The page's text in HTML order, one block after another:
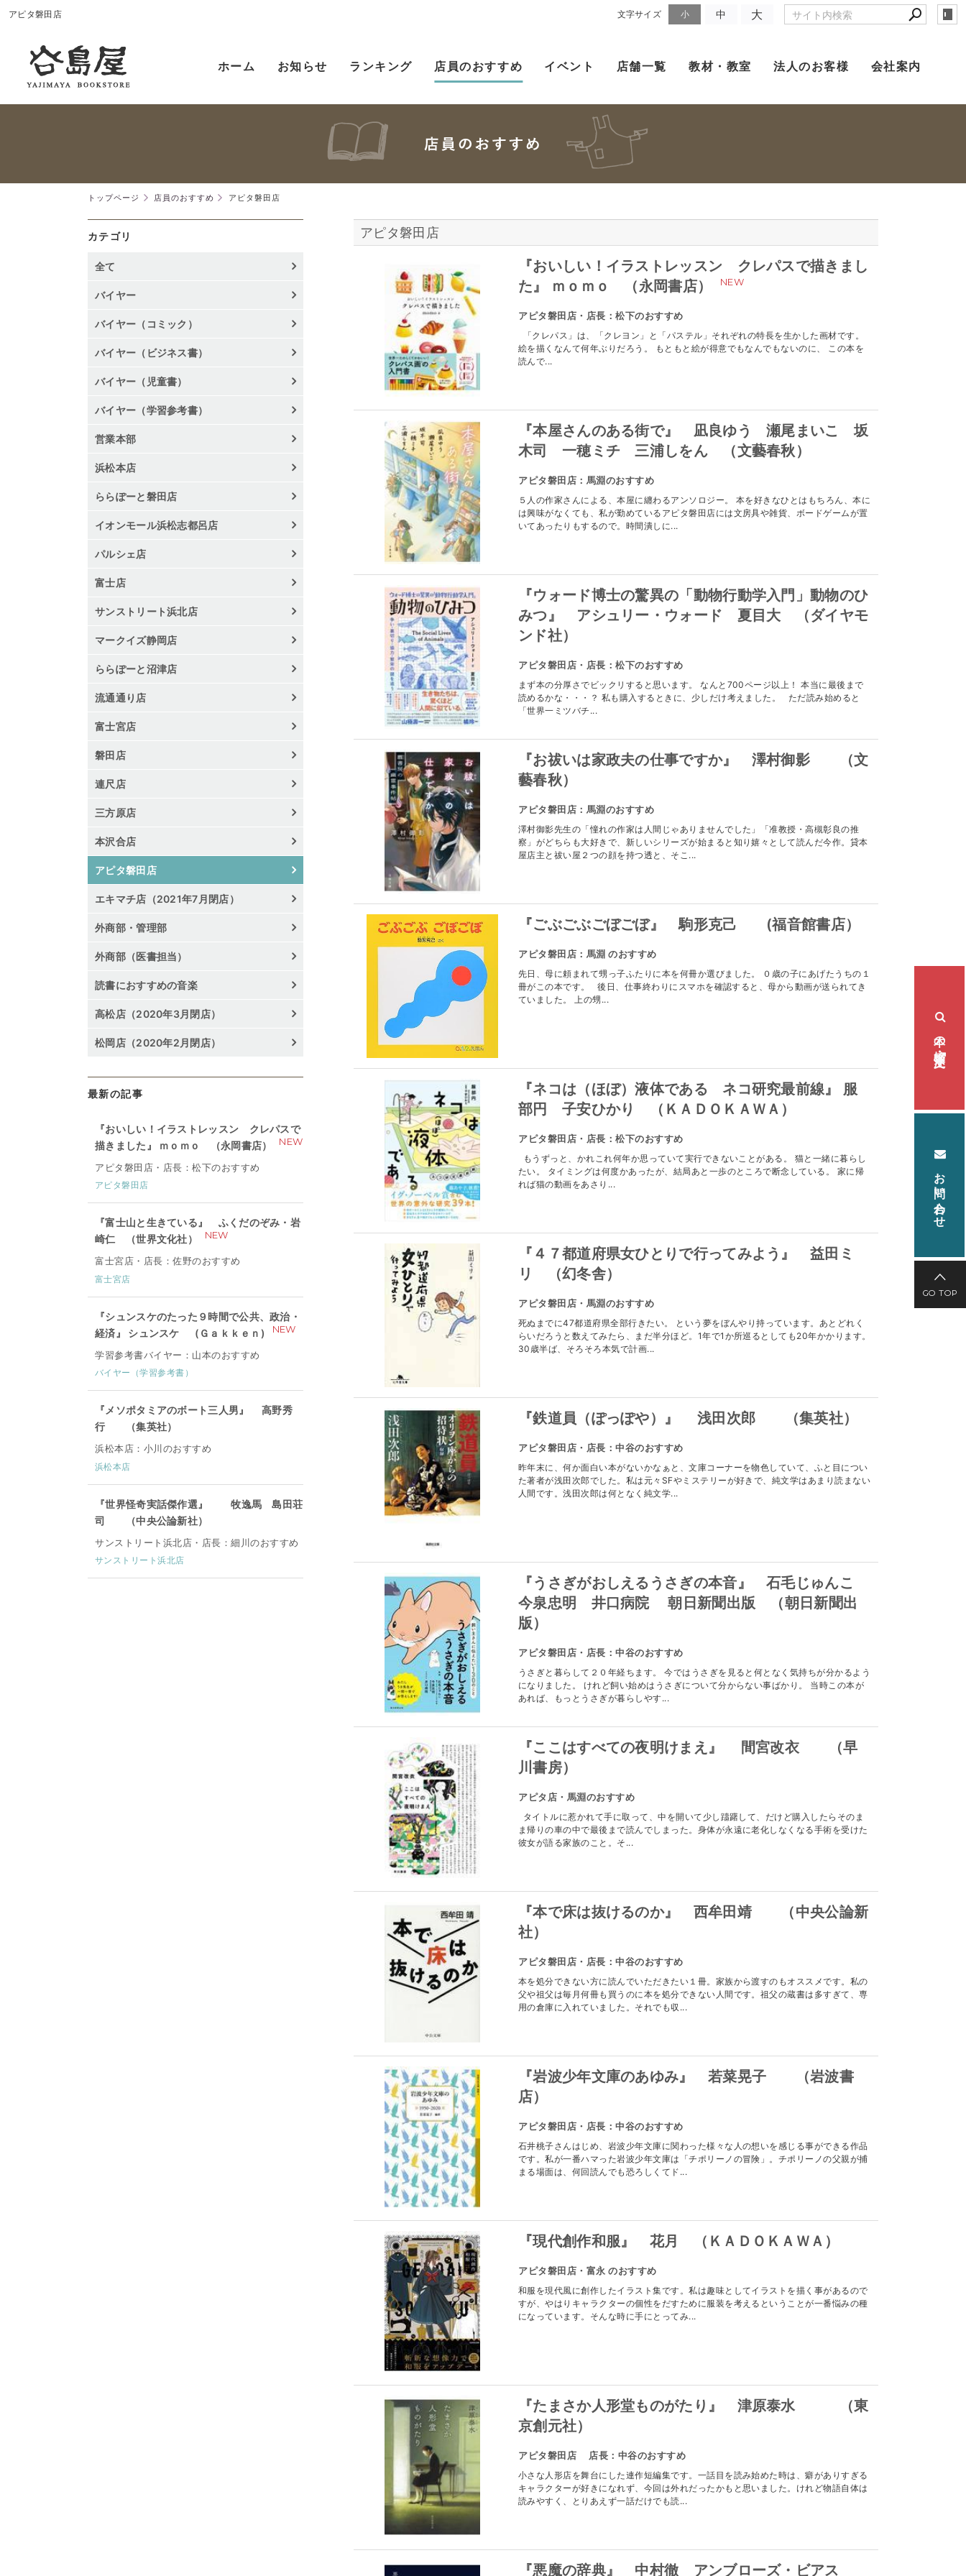
アピタ磐田店 文字サイズ 小 中 大
本の検索・注文
お問い合わせ
GO TOP
ホーム お知らせ ランキング 店員のおすすめ イベント 店舗一覧 教材・教室 法人のお客様 会社案内
トップページ 店員のおすすめ アピタ磐田店
アピタ磐田店
『おいしい！イラストレッスン クレパスで描きまし
た』 ｍｏｍｏ （永岡書店）
NEW
アピタ磐田店・店長：松下のおすすめ
「クレパス」は、「クレヨン」と「パステル」それぞれの特長を生かした画材です。
絵を描くなんて何年ぶりだろう。 もともと絵が得意でもなんでもないのに、 この本を
読んで...
『本屋さんのある街で』 凪良ゆう 瀬尾まいこ 坂
木司 一穂ミチ 三浦しをん （文藝春秋）
アピタ磐田店：馬淵のおすすめ
５人の作家さんによる、本屋に纏わるアンソロジー。 本を好きなひとはもちろん、本に
は興味がなくても、私が勤めているアピタ磐田店には文房具や雑貨、ボードゲームが置
いてあったりもするので。時間潰しに...
『ウォード博士の驚異の「動物行動学入門」動物のひ
みつ』 アシュリー・ウォード 夏目大 （ダイヤモ
ンド社）
アピタ磐田店・店長：松下のおすすめ
まず本の分厚さでビックリすると思います。 なんと700ページ以上！ 本当に最後まで
読めるかな・・・？ 私も購入するときに、少しだけ考えました。 ただ読み始めると
「世界一ミツバチ...
『お祓いは家政夫の仕事ですか』 澤村御影 （文
藝春秋）
アピタ磐田店：馬淵のおすすめ
澤村御影先生の「憧れの作家は人間じゃありませんでした」「准教授・高槻彰良の推
察」がどちらも大好きで、新しいシリーズが始まると知り嬉々として読んだ今作。貸本
屋店主と祓い屋２つの顔を持つ透と、そこ...
『ごぶごぶごぼごぼ』 駒形克己 (福音館書店）
アピタ磐田店：馬淵 のおすすめ
先日、母に頼まれて甥っ子ふたりに本を何冊か選びました。 ０歳の子にあげたうちの１
冊がこの本です。 後日、仕事終わりにスマホを確認すると、母から動画が送られてき
ていました。 上の甥...
『ネコは（ほぼ）液体である ネコ研究最前線』 服
部円 子安ひかり （ＫＡＤＯＫＡＷＡ）
アピタ磐田店・店長：松下のおすすめ
もうずっと、かれこれ何年か思っていて実行できないことがある。 猫と一緒に暮らし
たい。 タイミングは何度かあったが、結局あと一歩のところで断念している。 家に帰
れば猫の動画をあさり...
『４７都道府県女ひとりで行ってみよう』 益田ミ
リ （幻冬舎）
アピタ磐田店・馬淵のおすすめ
死ぬまでに47都道府県全部行きたい。 という夢をぼんやり持っています。あとどれく
らいだろうと数えてみたら、まだ半分ほど。1年で1か所巡るとしても20年かかります。
30歳半ば、そろそろ本気で計画...
『鉄道員（ぽっぽや）』 浅田次郎 （集英社）
アピタ磐田店・店長：中谷のおすすめ
昨年末に、何か面白い本がないかなぁと、文庫コーナーを物色していて、ふと目につい
た著者が浅田次郎でした。私は元々SFやミステリーが好きで、純文学はあまり読まない
人間です。浅田次郎は何となく純文学...
『うさぎがおしえるうさぎの本音』 石毛じゅんこ
今泉忠明 井口病院 朝日新聞出版 （朝日新聞出
版）
アピタ磐田店・店長：中谷のおすすめ
うさぎと暮らして２０年経ちます。 今ではうさぎを見ると何となく気持ちが分かるよう
になりました。 けれど飼い始めはうさぎについて分からない事ばかり。 当時この本が
あれば、もっとうさぎが暮らしやす...
『ここはすべての夜明けまえ』 間宮改衣 （早
川書房）
アピタ店・馬淵のおすすめ
タイトルに惹かれて手に取って、中を開いて少し躊躇して、だけど購入したらそのま
ま帰りの車の中で最後まで読んでしまった。身体が永遠に老化しなくなる手術を受けた
彼女が語る家族のこと。そ...
『本で床は抜けるのか』 西牟田靖 （中央公論新
社）
アピタ磐田店・店長：中谷のおすすめ
本を処分できない方に読んでいただきたい１冊。家族から渡すのもオススメです。私の
父や祖父は毎月何冊も買うのに本を処分できない人間です。祖父の蔵書は多すぎて、専
用の倉庫に入れていました。それでも収...
『岩波少年文庫のあゆみ』 若菜晃子 （岩波書
店）
アピタ磐田店・店長：中谷のおすすめ
石井桃子さんはじめ、岩波少年文庫に関わった様々な人の想いを感じる事ができる作品
です。私が一番ハマった岩波少年文庫は「チポリーノの冒険」。チポリーノの父親が捕
まる場面は、何回読んでも恐ろしくてド...
『現代創作和服』 花月 （ＫＡＤＯＫＡＷＡ）
アピタ磐田店・富永 のおすすめ
和服を現代風に創作したイラスト集です。私は趣味としてイラストを描く事があるので
すが、やはりキャラクターの個性をだすために服装を考えるということが一番悩みの種
になっています。そんな時に手にとってみ...
『たまさか人形堂ものがたり』 津原泰水 （東
京創元社）
アピタ磐田店 店長：中谷のおすすめ
小さな人形店を舞台にした連作短編集です。一話目を読み始めた時は、癖がありすぎる
キャラクターが好きになれず、今回は外れだったかもと思いました。けれど物語自体は
読みやすく、とりあえず一話だけでも読...
『悪魔の辞典』 中村徹 アンブローズ・ビアス
カテゴリ
全て
バイヤー
バイヤー（コミック）
バイヤー（ビジネス書）
バイヤー（児童書）
バイヤー（学習参考書）
営業本部
浜松本店
ららぽーと磐田店
イオンモール浜松志都呂店
パルシェ店
富士店
サンストリート浜北店
マークイズ静岡店
ららぽーと沼津店
流通通り店
富士宮店
磐田店
連尺店
三方原店
本沢合店
アピタ磐田店
エキマチ店（2021年7月閉店）
外商部・管理部
外商部（医書担当）
読書におすすめの音楽
高松店（2020年3月閉店）
松岡店（2020年2月閉店）
最新の記事
『おいしい！イラストレッスン クレパスで
描きました』 ｍｏｍｏ （永岡書店）
NEW
アピタ磐田店・店長：松下のおすすめ
アピタ磐田店
『富士山と生きている』 ふくだのぞみ・岩
崎仁 （世界文化社）
NEW
富士宮店・店長：佐野のおすすめ
富士宮店
『シュンスケのたった９時間で公共、政治・
経済』 シュンスケ (Ｇａｋｋｅｎ)
NEW
学習参考書バイヤー：山本のおすすめ
バイヤー（学習参考書）
『メソポタミアのボート三人男』 高野秀
行 （集英社）
浜松本店：小川のおすすめ
浜松本店
『世界怪奇実話傑作選』 牧逸馬 島田荘
司 （中央公論新社）
サンストリート浜北店・店長：細川のおすすめ
サンストリート浜北店